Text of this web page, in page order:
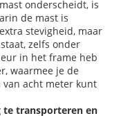
onderscheidt, is
de mast is
stevigheid, maar
zelfs onder
in het frame heb
waarmee je de
van acht meter kunt
te transporteren en